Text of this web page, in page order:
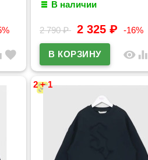
favorite
В наличии
2 790₽ 2 325 ₽ -16%
visibility equalizer
2 + 1